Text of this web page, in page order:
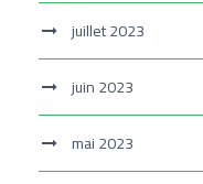
juillet 2023
juin 2023
mai 2023